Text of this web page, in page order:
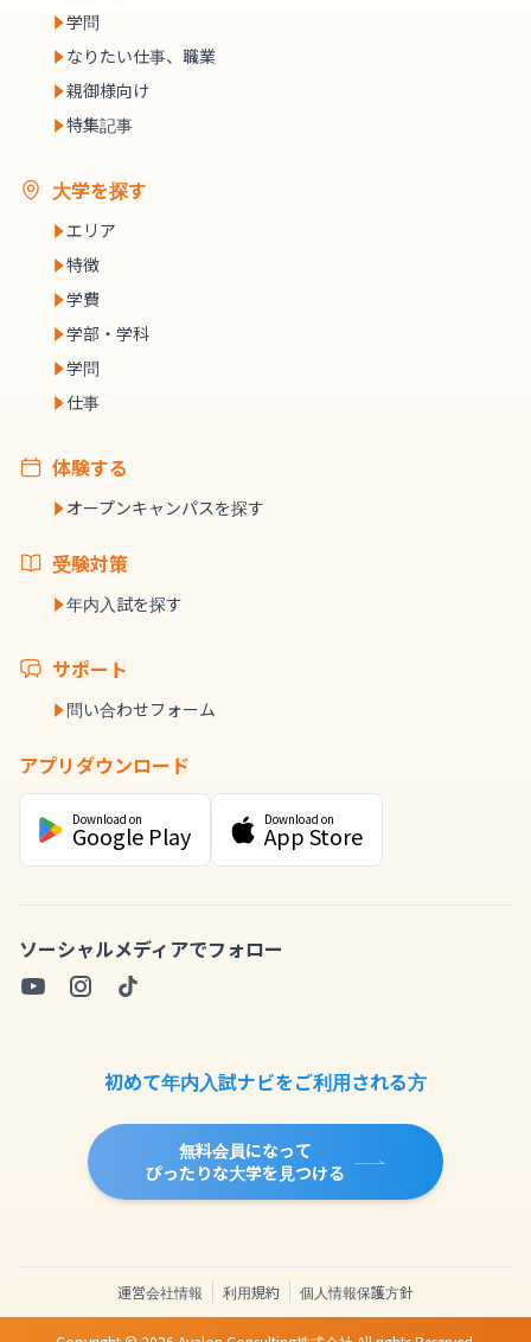
学問
なりたい仕事、職業
親御様向け
特集記事
大学を探す
エリア
特徴
学費
学部・学科
学問
仕事
体験する
オープンキャンパスを探す
受験対策
年内入試を探す
サポート
問い合わせフォーム
アプリダウンロード
Download on
Google Play
Download on
App Store
ソーシャルメディアでフォロー
初めて年内入試ナビをご利用される方
無料会員になって
ぴったりな大学を見つける
運営会社情報 利用規約 個人情報保護方針